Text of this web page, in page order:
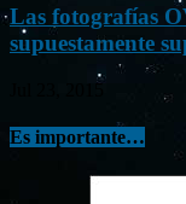
Las fotografías
supuestamente
Jul 23, 2015
Es importante…